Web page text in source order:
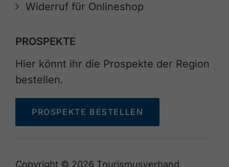
Widerruf für Onlineshop
PROSPEKTE
Hier könnt ihr die Prospekte der Region
bestellen.
PROSPEKTE BESTELLEN
Copyright © 2026 Tourismusverband